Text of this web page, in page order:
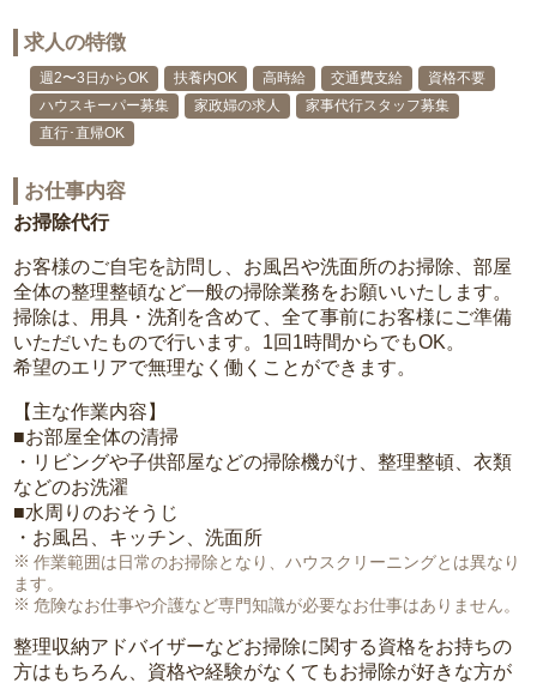
求人の特徴
週2〜3日からOK 扶養内OK 高時給 交通費支給
資格不要
ハウスキーパー募集
家政婦の求人
家事代行スタッフ募集
直行･直帰OK
お仕事内容
お掃除代行
お客様のご自宅を訪問し、お風呂や洗面所のお掃除、部屋
全体の整理整頓など一般の掃除業務をお願いいたします。
掃除は、用具・洗剤を含めて、全て事前にお客様にご準備
いただいたもので行います。1回1時間からでもOK。
希望のエリアで無理なく働くことができます。
【主な作業内容】
■お部屋全体の清掃
・リビングや子供部屋などの掃除機がけ、整理整頓、衣類
などのお洗濯
■水周りのおそうじ
・お風呂、キッチン、洗面所
作業範囲は日常のお掃除となり、ハウスクリーニングとは異なり
ます。
危険なお仕事や介護など専門知識が必要なお仕事はありません。
整理収納アドバイザーなどお掃除に関する資格をお持ちの
方はもちろん、資格や経験がなくてもお掃除が好きな方が